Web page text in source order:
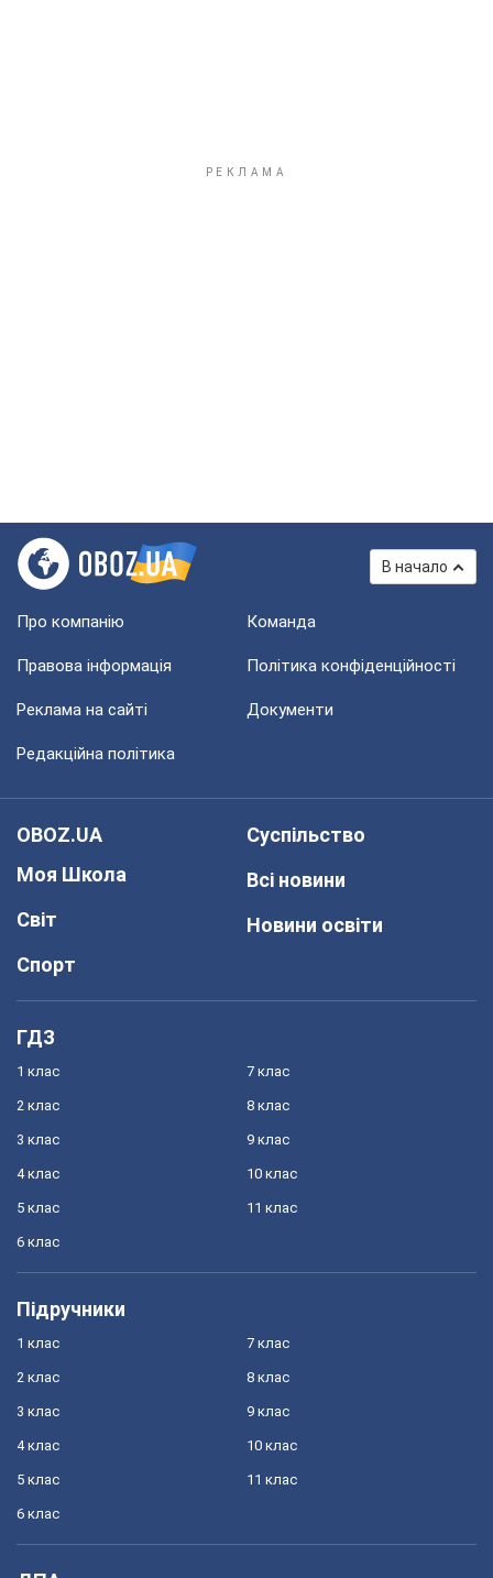
В начало
Про компанію Команда
Правова інформація Політика конфіденційності
Реклама на сайті Документи
Редакційна політика
OBOZ.UA
Моя Школа
Світ
Спорт
Суспільство
Всі новини
Новини освіти
ГДЗ
1 клас
2 клас
3 клас
4 клас
5 клас
6 клас
7 клас
8 клас
9 клас
10 клас
11 клас
Підручники
1 клас
2 клас
3 клас
4 клас
5 клас
6 клас
7 клас
8 клас
9 клас
10 клас
11 клас